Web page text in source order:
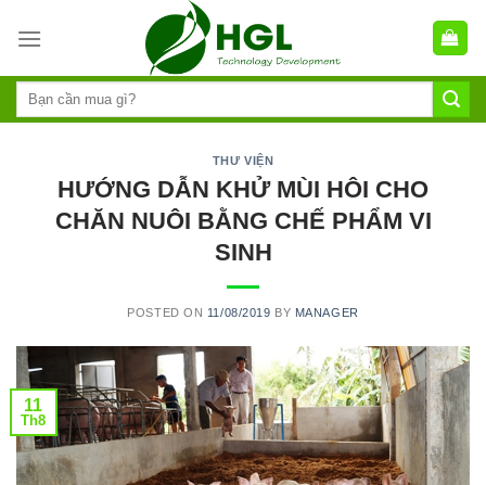
THƯ VIỆN
HƯỚNG DẪN KHỬ MÙI HÔI CHO
CHĂN NUÔI BẰNG CHẾ PHẨM VI
SINH
POSTED ON 11/08/2019 BY MANAGER
11
Th8